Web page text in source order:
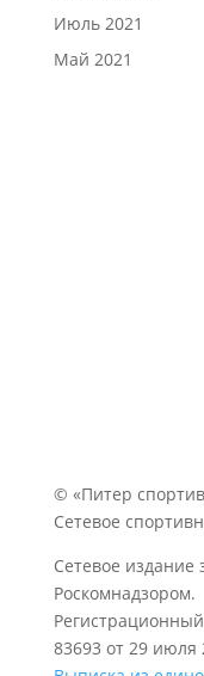
Июль 2021
Май 2021
© «Питер
Сетевое
Сетевое издание
Роскомнадзором.
83693 от 29 июля